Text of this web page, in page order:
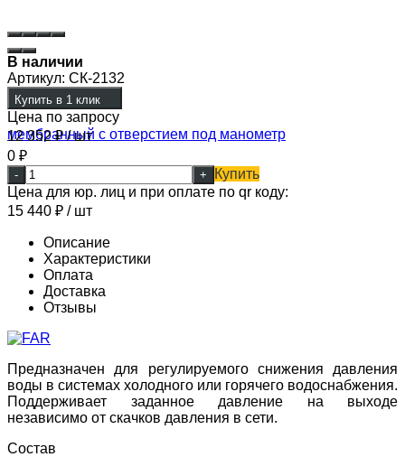
В наличии
Артикул: СК-2132
Купить в 1 клик
Цена по запросу
12 352₽/ шт
0 ₽
- +
Купить
Цена для юр. лиц и при оплате по qr коду:
15 440 ₽ / шт
Описание
Характеристики
Оплата
Доставка
Отзывы
Предназначен для регулируемого снижения давления
воды в системах холодного или горячего водоснабжения.
Поддерживает заданное давление на выходе
независимо от скачков давления в сети.
Состав